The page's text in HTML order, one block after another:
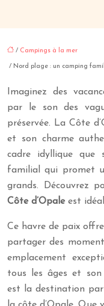
/ Campings à la mer
/ Nord plage : un camping
Imaginez des
par le son des
préservée. La Côte
et son charme
cadre idyllique que
familial qui promet
grands. Découvrez
Côte d’Opale est
Ce havre de paix
partager des
emplacement
tous les âges et son
est la destination